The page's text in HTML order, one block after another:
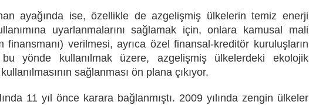
ayağında ise, özellikle de azgelişmiş ülkelerin temiz enerji
uyarlanmalarını sağlamak için, onlara kamusal mali
finansmanı) verilmesi, ayrıca özel finansal-kreditör kuruluşların
bu yönde kullanılmak üzere, azgelişmiş ülkelerdeki ekolojik
sağlanması ön plana çıkıyor.
11 yıl önce karara bağlanmıştı. 2009 yılında zengin ülkeler